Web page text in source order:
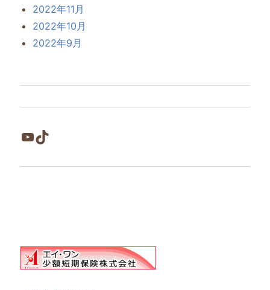
2022年11月
2022年10月
2022年9月
YouTube
TikTok